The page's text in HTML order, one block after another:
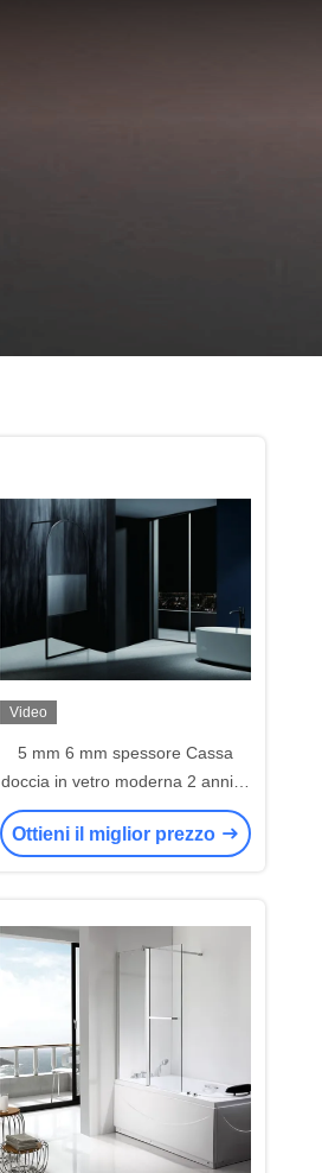
Video
5 mm 6 mm spessore Cassa
doccia in vetro moderna 2 anni di
garanzia
Ottieni il miglior prezzo